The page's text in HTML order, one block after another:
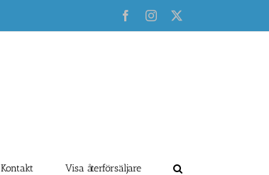
FacebookInstagram
Kontakt Visa återförsäljare